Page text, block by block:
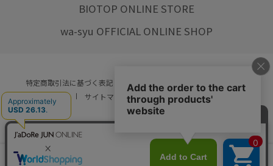
BIOTOP ONLINE STORE
wa-syu OFFICIAL ONLINE SHOP
特定商取引法に基づく表記 プライバシーポリシー
会社概要
ご利用規約
サイトマップ リクルート ご利用ガイド
© JUN CO.,LTD. ALL RIGHTS RESERVED.
店舗在庫
カートに入れる